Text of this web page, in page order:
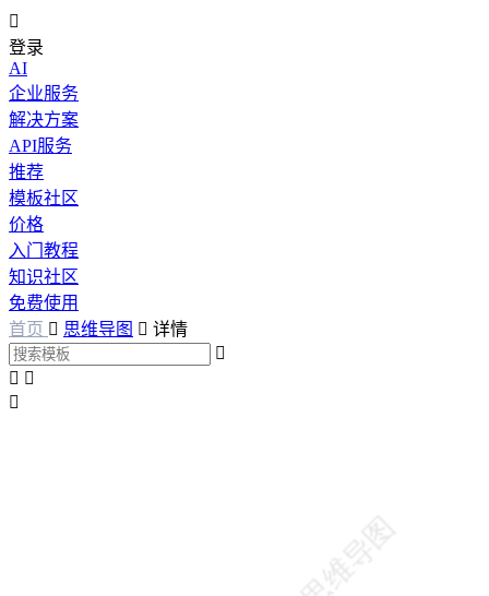

登录
AI
企业服务
解决方案
API服务
推荐
模板社区
价格
入门教程
知识社区
免费使用
首页  思维导图  详情

 
